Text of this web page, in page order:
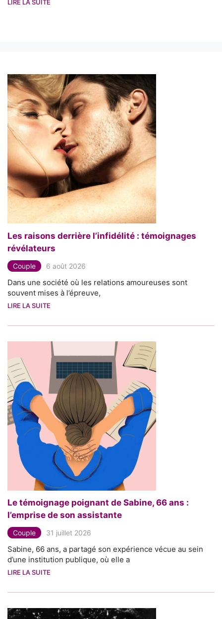
LIRE LA SUITE
Les raisons derrière l’infidélité : témoignages
révélateurs
Couple 6 août 2026
Dans une société où les relations amoureuses sont
souvent mises à l’épreuve,
LIRE LA SUITE
Le témoignage poignant de Sabine, 66 ans :
l’emprise de son assistante
Couple 31 juillet 2026
Sabine, 66 ans, a partagé son expérience vécue au sein
d’une institution publique, où elle a
LIRE LA SUITE